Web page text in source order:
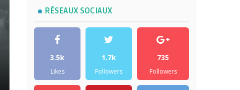
RÉSEAUX SOCIAUX
3.5k
Likes
1.7k
Followers
735
Followers